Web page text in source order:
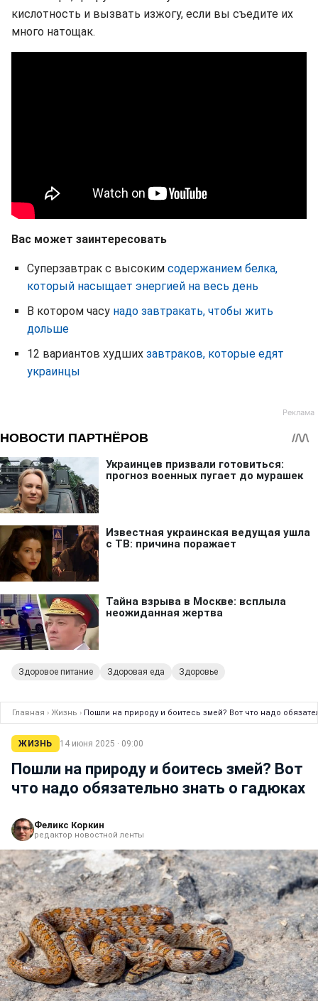
кислотность и вызвать изжогу, если вы съедите их
много натощак.
Вас может заинтересовать
Суперзавтрак с высоким содержанием белка,
который насыщает энергией на весь день
В котором часу надо завтракать, чтобы жить
дольше
12 вариантов худших завтраков, которые едят
украинцы
Здоровое питание Здоровая еда Здоровье
Главная › Жизнь › Пошли на природу и боитесь змей? Вот что надо
ЖИЗНЬ 14 июня 2025 · 09:00
Пошли на природу и боитесь змей? Вот
что надо обязательно знать о гадюках
Феликс Коркин
редактор новостной ленты